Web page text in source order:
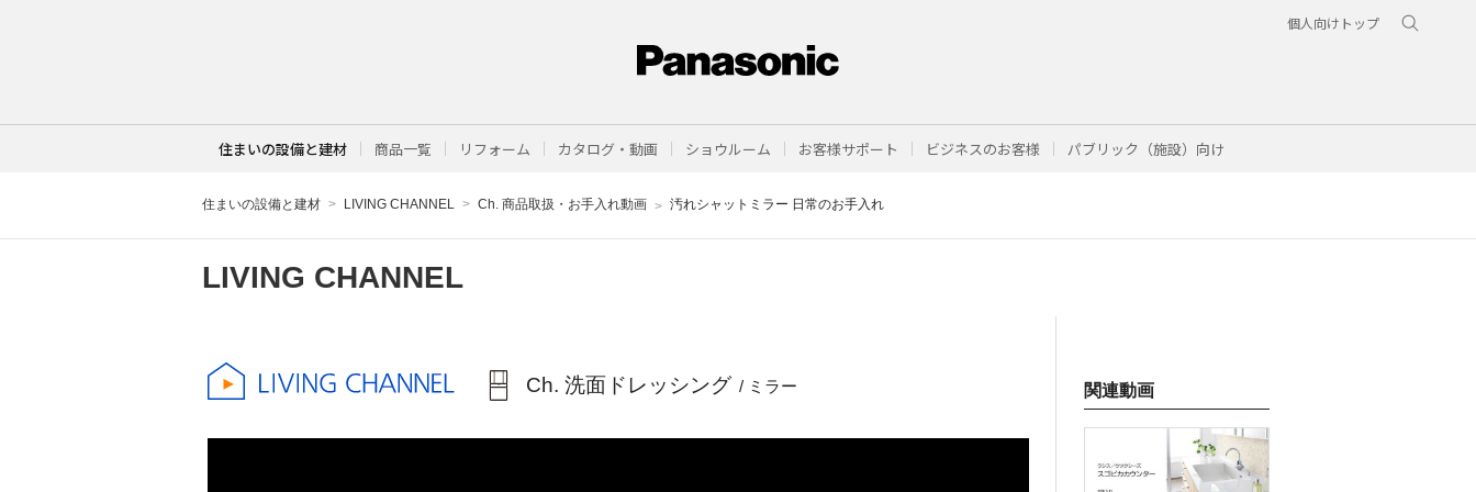
個人向けトップ
住まいの設備と建材 商品一覧 リフォーム カタログ・動画 ショウルーム お客様サポート ビジネスのお客様 パブリック（施設）向け
住まいの設備と建材 LIVING CHANNEL Ch. 商品取扱・お手入れ動画 汚れシャットミラー 日常のお手入れ
LIVING CHANNEL
Ch. 洗面ドレッシング / ミラー 関連動画